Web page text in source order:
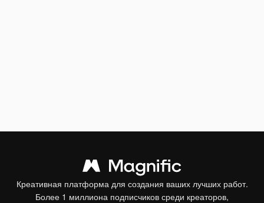
Креативная платформа для создания ваших лучших работ.
Более 1 миллиона подписчиков среди креаторов,